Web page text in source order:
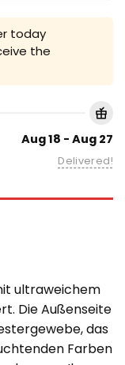
today
the
Aug 18 - Aug 27
Delivered!
ultraweichem
Die Außenseite
das
Farben